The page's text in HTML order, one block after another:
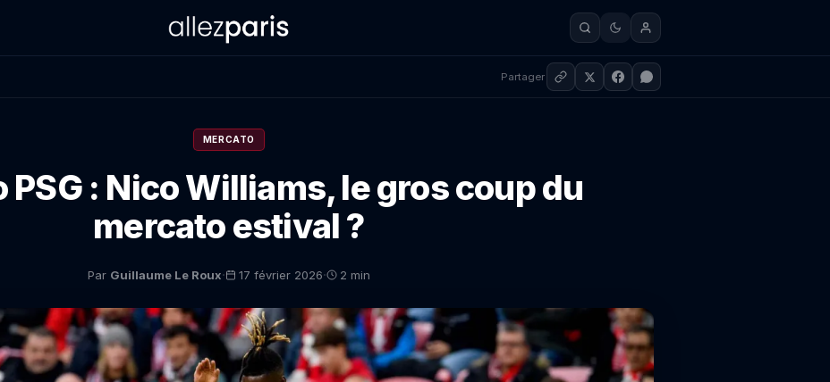
Partager
MERCATO
PSG : Nico Williams, le gros coup du
mercato estival ?
Par Guillaume Le Roux· 17 février 2026· 2 min